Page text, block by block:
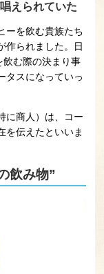
えられていた
ーを飲む貴族たち
作られました。日
飲む際の決まり事
タスになっていっ
に商人）は、コー
を伝えたといいま
飲み物”